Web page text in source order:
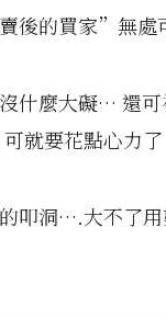
後的買家”無處
什麼大礙… 還
就要花點心力了
叩洞….大不了用